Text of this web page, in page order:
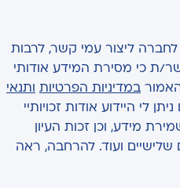
ליצור עמי קשר, לרבות
ת כי מסירת המידע אודותי
במדיניות הפרטיות
ותנאי
לי היידוע אודות זכויותיי
מידע, וכן זכות העיון
שלישיים ועוד. להרחבה, ראה